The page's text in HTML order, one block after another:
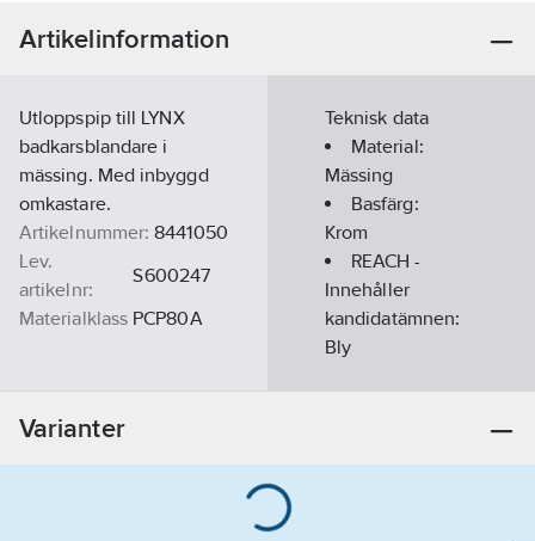
Artikelinformation
Utloppspip till LYNX
badkarsblandare i
mässing. Med inbyggd
omkastare.
Artikelnummer: 8441050
Lev.
artikelnr:
S600247
Materialklass PCP80A
Teknisk data
Material:
Mässing
Basfärg:
Krom
REACH -
Innehåller
kandidatämnen:
Bly
REACH
Varianter